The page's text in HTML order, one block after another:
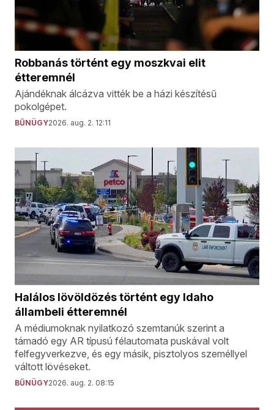
Robbanás történt egy moszkvai elit
étteremnél
Ajándéknak álcázva vitték be a házi készítésű
pokolgépet.
BŰNÜGY2026. aug. 2. 12:11
Halálos lövöldözés történt egy Idaho
állambeli étteremnél
A médiumoknak nyilatkozó szemtanúk szerint a
támadó egy AR típusú félautomata puskával volt
felfegyverkezve, és egy másik, pisztolyos személlyel
váltott lövéseket.
BŰNÜGY2026. aug. 2. 08:15